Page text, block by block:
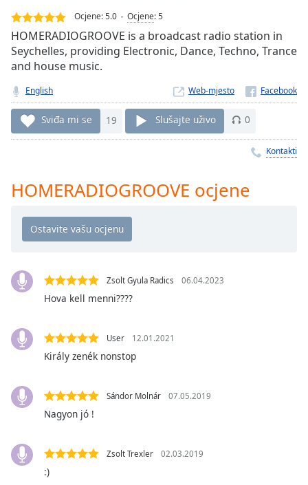
Loaded:
0.00%
Stream
TypeLIVE
live,
currently
behind
LIVE
Remaining
Playback
Rate
Chapters
descriptions
off
selected
Subtitles
subtitles
opens
subtitles
settings
Ocjene:5.0 Ocjene:5
HOMERADIOGROOVE is a broadcast radio station in
Seychelles, providing Electronic, Dance, Techno, Trance
and house music.
English Web-mjesto
Sviđa mi se 19 Slušajte uživo 0
Kontakti
HOMERADIOGROOVE ocjene
Zsolt Gyula Radics 06.04.2023
Hova kell menni????
User 12.01.2021
Király zenék nonstop
Sándor Molnár 07.05.2019
Nagyon jó !
Zsolt Trexler 02.03.2019
:)